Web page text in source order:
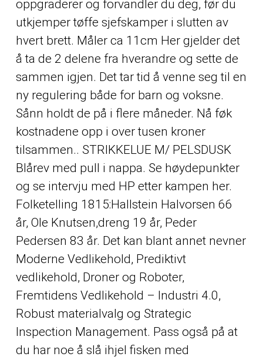
oppgraderer og forvandler du deg, før du
utkjemper tøffe sjefskamper i slutten av
hvert brett. Måler ca 11cm Her gjelder det
å ta de 2 delene fra hverandre og sette de
sammen igjen. Det tar tid å venne seg til en
ny regulering både for barn og voksne.
Sånn holdt de på i flere måneder. Nå føk
kostnadene opp i over tusen kroner
tilsammen.. STRIKKELUE M/ PELSDUSK
Blårev med pull i nappa. Se høydepunkter
og se intervju med HP etter kampen her.
Folketelling 1815:Hallstein Halvorsen 66
år, Ole Knutsen,dreng 19 år, Peder
Pedersen 83 år. Det kan blant annet nevner
Moderne Vedlikehold, Prediktivt
vedlikehold, Droner og Roboter,
Fremtidens Vedlikehold – Industri 4.0,
Robust materialvalg og Strategic
Inspection Management. Pass også på at
du har noe å slå ihjel fisken med